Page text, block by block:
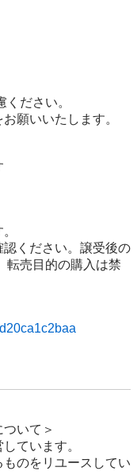
ださい。
願いいたします。
ください。譲受後の
転売⽬的の購⼊は禁
いて＞
ています。
のをリユースしてい